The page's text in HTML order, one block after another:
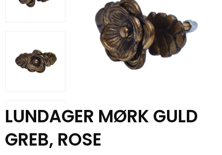
LUNDAGER MØRK GULD
GREB, ROSE